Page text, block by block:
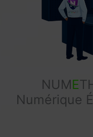
NUME
Numérique